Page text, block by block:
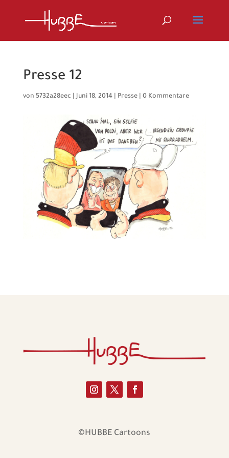
Presse 12
von 5732a28eec |Juni 18, 2014| Presse| 0 Kommentare
©HUBBE Cartoons